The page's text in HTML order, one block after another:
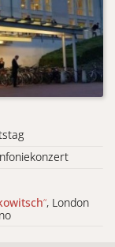
“, London